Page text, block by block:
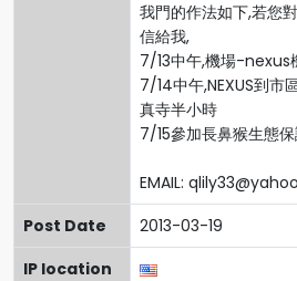
我門的作法如下,若您
信給我,
7/13中午,機場-nexus
7/14中午,NEXUS到市
真寺半小時
7/15參加長鼻猴生態
EMAIL:
Post Date
2013-03-19
IP location